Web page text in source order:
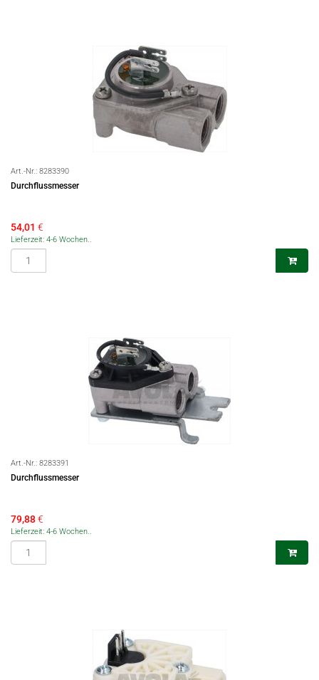
Art.-Nr.: 8283390
Durchflussmesser
54,01 €
Lieferzeit: 4-6 Wochen..
Art.-Nr.: 8283391
Durchflussmesser
79,88€
Lieferzeit: 4-6 Wochen..